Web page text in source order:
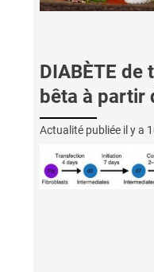
DIABÈTE
bêta à partir
Actualité publiée il y a